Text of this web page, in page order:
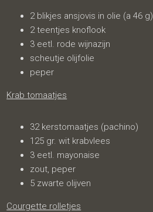
2 blikjes ansjovis in olie (a 46 g)
2 teentjes knoflook
3 eetl. rode wijnazijn
scheutje olijfolie
peper
Krab tomaatjes
32 kerstomaatjes (pachino)
125 gr. wit krabvlees
3 eetl. mayonaise
zout, peper
5 zwarte olijven
Courgette rolletjes